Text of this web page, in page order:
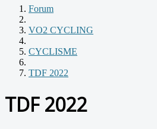
Forum
VO2 CYCLING
CYCLISME
TDF 2022
TDF 2022